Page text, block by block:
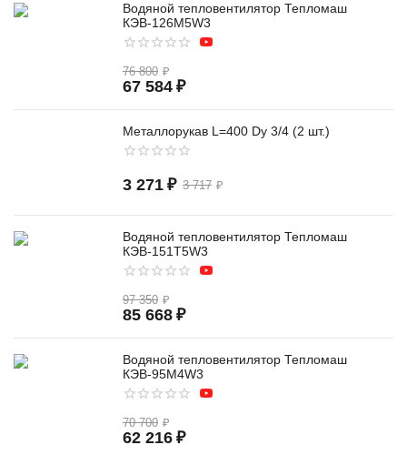
Водяной тепловентилятор Тепломаш
КЭВ-126M5W3
76 800 ₽
67 584 ₽
Металлорукав L=400 Dy 3/4 (2 шт.)
3 717 ₽
3 271 ₽
Водяной тепловентилятор Тепломаш
КЭВ-151T5W3
97 350 ₽
85 668 ₽
Водяной тепловентилятор Тепломаш
КЭВ-95M4W3
70 700 ₽
62 216 ₽